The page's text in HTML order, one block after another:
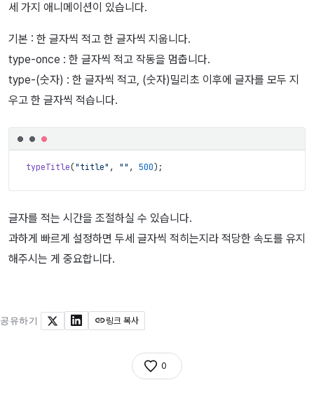
세 가지 애니메이션이 있습니다.
기본 : 한 글자씩 적고 한 글자씩 지웁니다.
type-once : 한 글자씩 적고 작동을 멈춥니다.
type-(숫자) : 한 글자씩 적고, (숫자)밀리초 이후에 글자를 모두 지
우고 한 글자씩 적습니다.
typeTitle("title" , "" , 500) ;
글자를 적는 시간을 조절하실 수 있습니다.
과하게 빠르게 설정하면 두세 글자씩 적히는지라 적당한 속도를 유지
해주시는 게 중요합니다.
공유하기 X LinkedIn링크 복사
0